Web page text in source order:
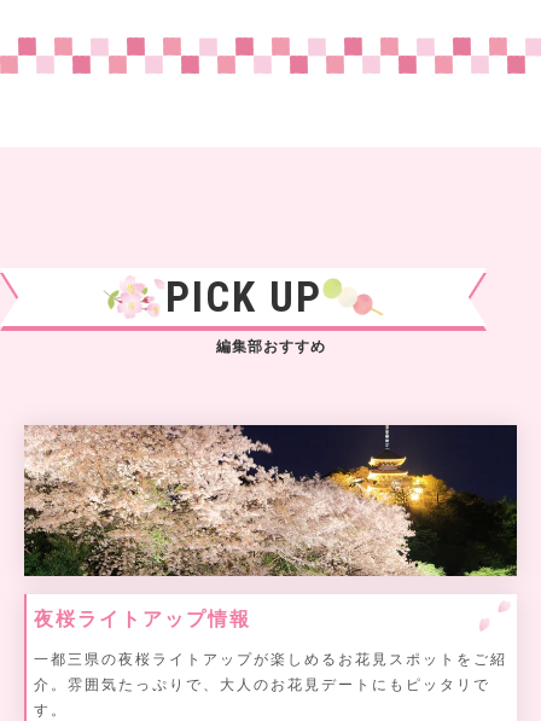
PICK UP
編集部おすすめ
夜桜ライトアップ情報
一都三県の夜桜ライトアップが楽しめるお花見スポットをご紹
介。雰囲気たっぷりで、大人のお花見デートにもピッタリで
す。